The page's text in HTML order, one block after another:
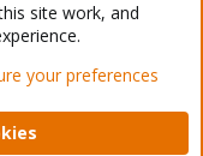
Mode
Help Home
site work, and
your preferences